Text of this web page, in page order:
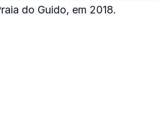
do Guido, em 2018.